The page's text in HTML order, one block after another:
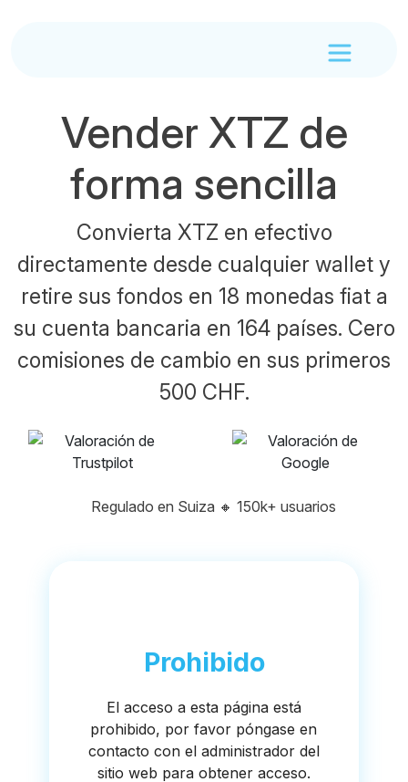
Vender XTZ de
forma sencilla
Convierta XTZ en efectivo
directamente desde cualquier wallet y
retire sus fondos en 18 monedas fiat a
su cuenta bancaria en 164 países. Cero
comisiones de cambio en sus primeros
500 CHF.
Regulado en Suiza 🔸 150k+ usuarios